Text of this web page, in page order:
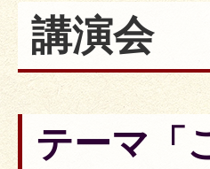
講演会
テーマ「